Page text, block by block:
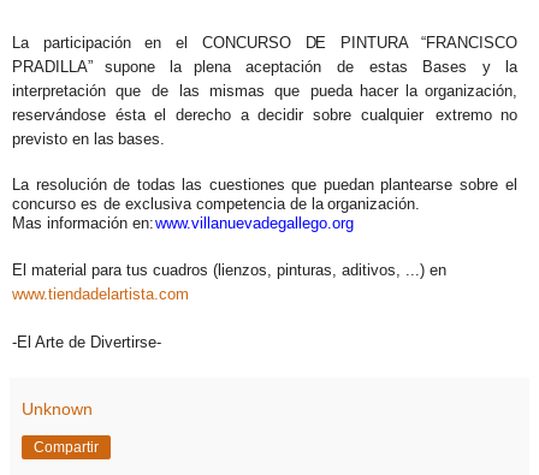
La participación en el CONCURSO DE
PINTURA “FRANCISCO
PRADILLA” supone
la plena aceptación de estas Bases y
la
interpretación que de las mismas que pueda hacer la organización,
reservándose ésta el derecho a decidir sobre cualquier
extremo no
previsto en las bases.
La resolución de todas las cuestiones que puedan plantearse sobre el
concurso es de exclusiva competencia de laorganización.
Mas información en:www.villanuevadegallego.org
El material para tus cuadros (lienzos, pinturas, aditivos, ...) en
www.tiendadelartista.com
-El Arte de Divertirse-
Unknown
Compartir